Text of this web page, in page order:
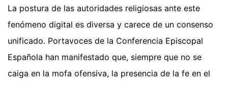
La postura de las autoridades religiosas ante este
fenómeno digital es diversa y carece de un consenso
unificado. Portavoces de la Conferencia Episcopal
Española han manifestado que, siempre que no se
caiga en la mofa ofensiva, la presencia de la fe en el